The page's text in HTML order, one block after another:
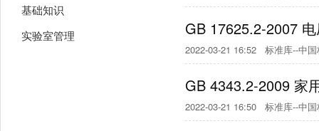
基础知识
实验室管理
GB 17625.2-2007
2022-03-21 16:52 标准库--中
GB 4343.2-2009 家
2022-03-21 16:50 标准库--中